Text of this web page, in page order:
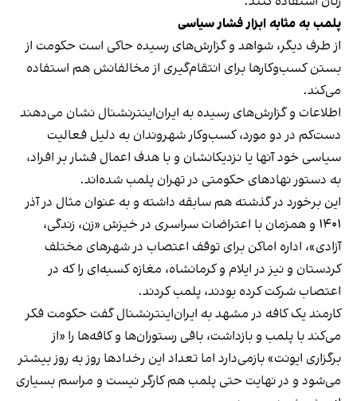
پلمب به مثابه ابزار فشار سیاسی
از طرف دیگر، شواهد و گزارش‌های رسیده حاکی است حکومت از
بستن کسب‌وکارها برای انتقام‌گیری از مخالفانش هم استفاده
می‌کند.
اطلاعات و گزارش‌های رسیده به ایران‌اینترنشنال نشان می‌دهند
دست‌کم در دو مورد، کسب‌وکار شهروندان به دلیل فعالیت
سیاسی خود آنها یا نزدیکانشان و با هدف اعمال فشار بر افراد،
به دستور نهادهای حکومتی در تهران پلمب شده‌اند.
این برخورد در گذشته هم سابقه داشته و به عنوان مثال در آذر
۱۴۰۱ و همزمان با اعتراضات سراسری در خیزش «زن، زندگی،
آزادی»، اداره اماکن برای توقف اعتصاب در شهرهای مختلف
کردستان و نیز در ایلام و کرمانشاه، مغازه کسبه‌ای را که در
اعتصاب شرکت کرده بودند، پلمب کردند.
کارمند یک کافه در مشهد به ایران‌اینترنشنال گفت حکومت فکر
می‌کند با پلمب و بازداشت، باقی رستوران‌ها و کافه‌ها را «از
برگزاری ایونت» بازمی‌دارد اما تعداد این رخدادها روز به روز بیشتر
می‌شود و در نهایت حتی پلمب هم کارگر نیست و مراسم بسیاری